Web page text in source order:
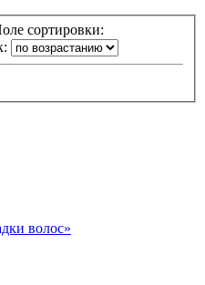
сортировки:
волос»